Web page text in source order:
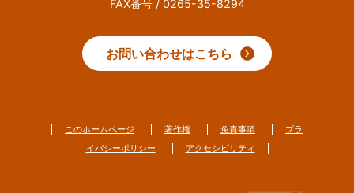
FAX番号 / 0265-35-8294
お問い合わせはこちら
このホームページ 著作権 免責事項
プラ
イバシーポリシー
アクセシビリティ